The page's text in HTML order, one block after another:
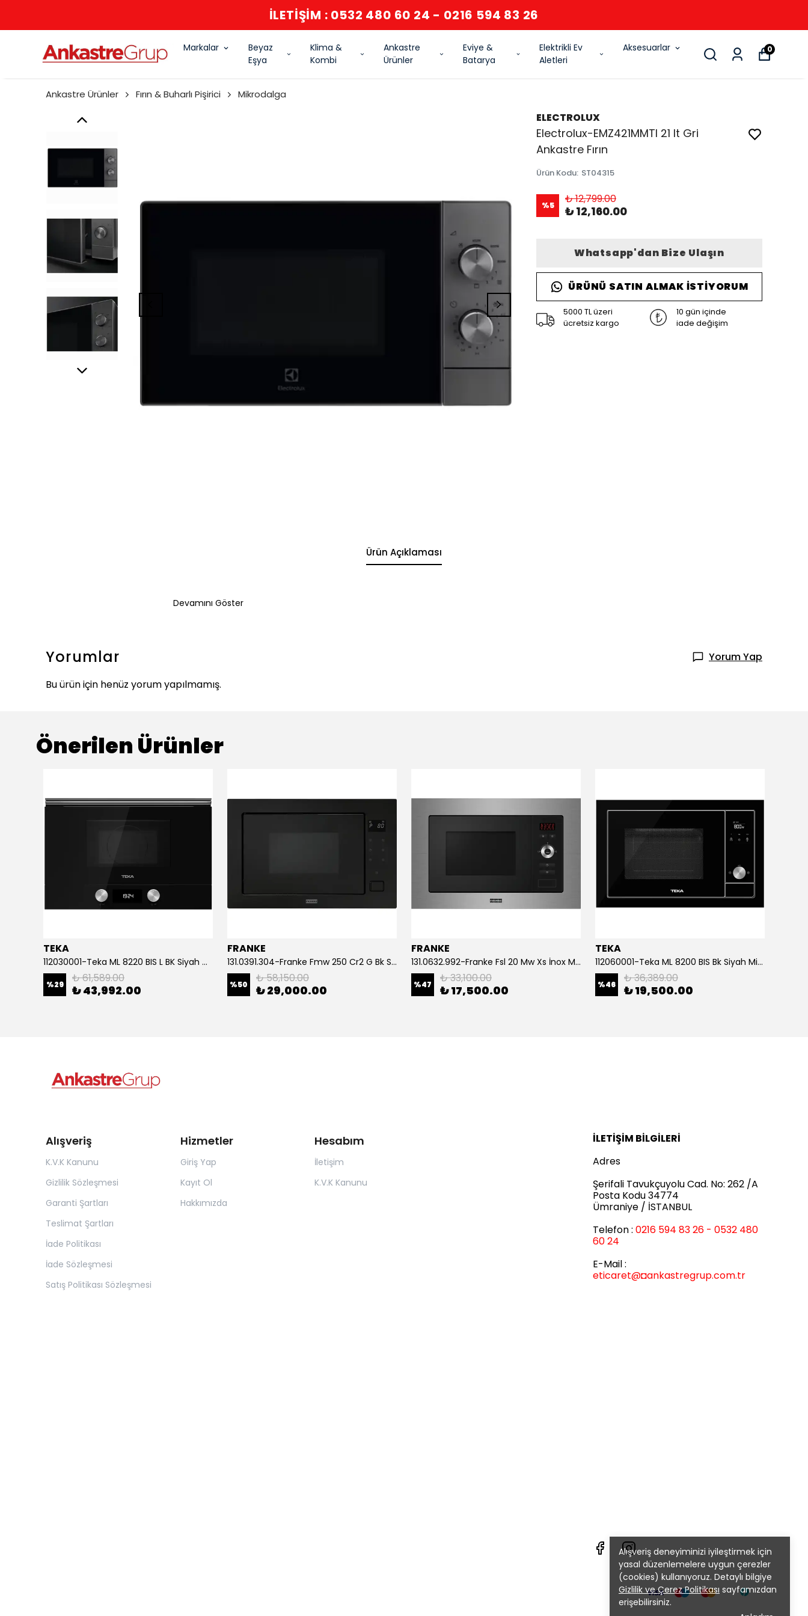
İLETİŞİM : 0532 480 60 24 - 0216 594 83 26
Markalar
Beyaz
Eşya
Klima &
Kombi
Ankastre
Ürünler
Eviye &
Batarya
Elektrikli Ev
Aletleri
Aksesuarlar 0
Alışveriş deneyiminizi iyileştirmek için
yasal düzenlemelere uygun çerezler
(cookies) kullanıyoruz. Detaylı bilgiye
Gizlilik ve Çerez Politikası sayfamızdan
erişebilirsiniz.
Ankastre Ürünler Fırın & Buharlı Pişirici Mikrodalga
ELECTROLUX
Electrolux-EMZ421MMTI 21 lt Gri
Ankastre Fırın
Ürün Kodu: ST04315
%5 ₺ 12,799.00
₺ 12,160.00
Whatsapp'dan Bize Ulaşın
ÜRÜNÜ SATIN ALMAK İSTIYORUM
5000 TL üzeri
ücretsiz kargo
10 gün içinde
iade değişim
Ürün Açıklaması
Devamını Göster
Yorumlar
Yorum Yap
Bu ürün için henüz yorum yapılmamış.
Önerilen Ürünler
TEKA
112030001-Teka ML 8220 BIS L BK Siyah Mikrodalga Fırın
%29 ₺ 61,589.00
₺ 43,992.00
FRANKE
131.0391.304-Franke Fmw 250 Cr2 G Bk Siyah Mikrodalga
%50 ₺ 58,150.00
₺ 29,000.00
FRANKE
131.0632.992-Franke Fsl 20 Mw Xs İnox Mikrodalga
%47 ₺ 33,100.00
₺ 17,500.00
TEKA
112060001-Teka ML 8200 BIS Bk Siyah Mikrodalga Fırın
%46 ₺ 36,389.00
₺ 19,500.00
Alışveriş
K.V.K Kanunu
Gizlilik Sözleşmesi
Garanti Şartları
Teslimat Şartları
İade Politikası
İade Sözleşmesi
Satış Politikası Sözleşmesi
Hizmetler
Giriş Yap
Kayıt Ol
Hakkımızda
Hesabım
İletişim
K.V.K Kanunu
İLETİŞİM BİLGİLERİ
Adres
Şerifali Tavukçuyolu Cad. No: 262 /A
Posta Kodu 34774
Ümraniye / İSTANBUL
Telefon : 0216 594 83 26 - 0532 480
60 24
E-Mail :
eticaret@◘ankastregrup.com.tr